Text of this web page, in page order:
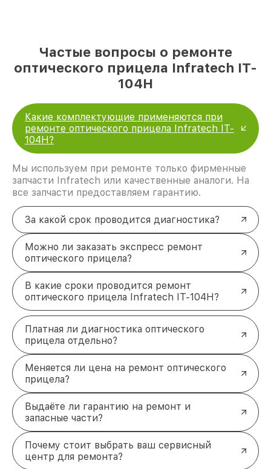
Частые вопросы о ремонте
оптического прицела Infratech IT-
104H
Какие комплектующие применяются при
ремонте оптического прицела Infratech IT-
104H?
Мы используем при ремонте только фирменные
запчасти Infratech или качественные аналоги. На
все запчасти предоставляем гарантию.
За какой срок проводится диагностика?
Можно ли заказать экспресс ремонт
оптического прицела?
В какие сроки проводится ремонт
оптического прицела Infratech IT-104H?
Платная ли диагностика оптического
прицела отдельно?
Меняется ли цена на ремонт оптического
прицела?
Выдаёте ли гарантию на ремонт и
запасные части?
Почему стоит выбрать ваш сервисный
центр для ремонта?